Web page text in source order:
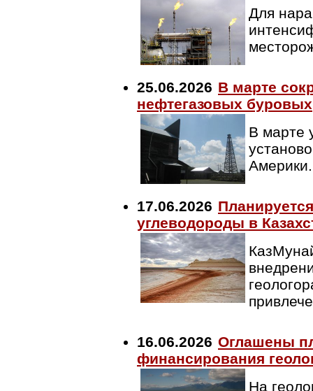
Для
25.06.2026 В марте
нефтегазовых буровых
В марте
17.06.2026
углеводороды в
16.06.2026 Оглашены
финансирования
На